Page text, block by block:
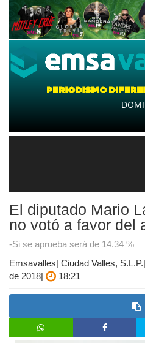
El diputado Mario
no votó a favor del
-Si se aprueba será de 14.34 %
Emsavalles| Ciudad Valles,
de 2018|
18:21